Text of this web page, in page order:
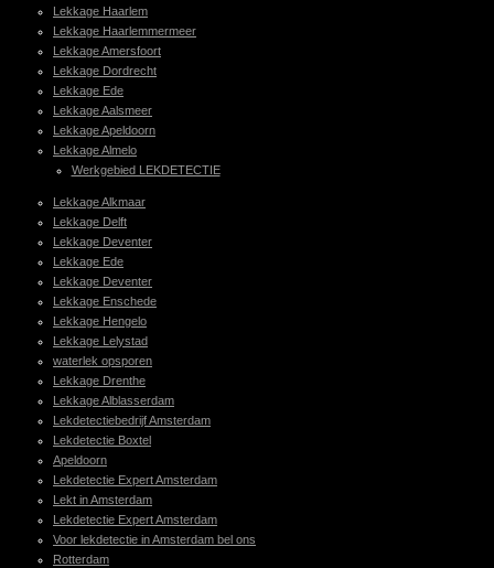
Lekkage Haarlem
Lekkage Haarlemmermeer
Lekkage Amersfoort
Lekkage Dordrecht
Lekkage Ede
Lekkage Aalsmeer
Lekkage Apeldoorn
Lekkage Almelo
Werkgebied LEKDETECTIE
Lekkage Alkmaar
Lekkage Delft
Lekkage Deventer
Lekkage Ede
Lekkage Deventer
Lekkage Enschede
Lekkage Hengelo
Lekkage Lelystad
waterlek opsporen
Lekkage Drenthe
Lekkage Alblasserdam
Lekdetectiebedrijf Amsterdam
Lekdetectie Boxtel
Apeldoorn
Lekdetectie Expert Amsterdam
Lekt in Amsterdam
Lekdetectie Expert Amsterdam
Voor lekdetectie in Amsterdam bel ons
Rotterdam